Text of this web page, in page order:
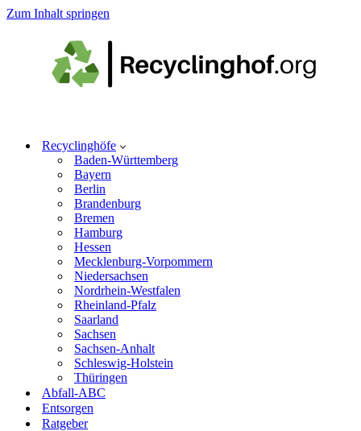
Zum Inhalt springen
Recyclinghöfe
Baden-Württemberg
Bayern
Berlin
Brandenburg
Bremen
Hamburg
Hessen
Mecklenburg-Vorpommern
Niedersachsen
Nordrhein-Westfalen
Rheinland-Pfalz
Saarland
Sachsen
Sachsen-Anhalt
Schleswig-Holstein
Thüringen
Abfall-ABC
Entsorgen
Ratgeber